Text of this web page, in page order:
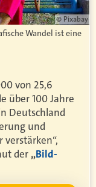
© Pixabay
Wandel ist eine
von 25,6
über 100 Jahre
Deutschland
und
der „Bild-